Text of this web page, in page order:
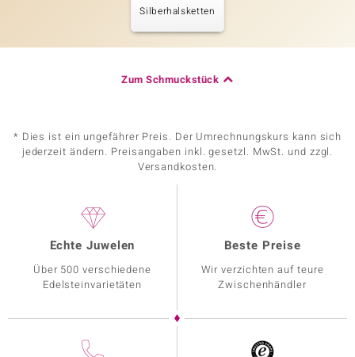
Silberhalsketten
Zum Schmuckstück
* Dies ist ein ungefährer Preis. Der Umrechnungskurs kann sich
jederzeit ändern. Preisangaben inkl. gesetzl. MwSt. und zzgl.
Versandkosten.
Echte Juwelen
Über 500 verschiedene
Edelsteinvarietäten
Beste Preise
Wir verzichten auf teure
Zwischenhändler